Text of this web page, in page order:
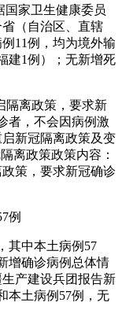
国家卫生健康委员
（自治区、直辖
11例，均为境外输
建1例）；无新增死
隔离政策，要求新
者，不会因病例激
新冠隔离政策及变
离政策政策内容：
策，要求新冠确诊
例
其中本土病例57
增确诊病例总体情
产建设兵团报告新
本土病例57例，无